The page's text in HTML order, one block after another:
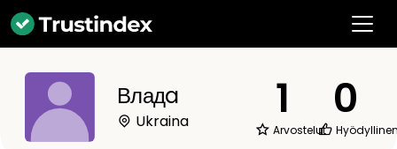
Владa
Ukraina 1
Arvostelut
0